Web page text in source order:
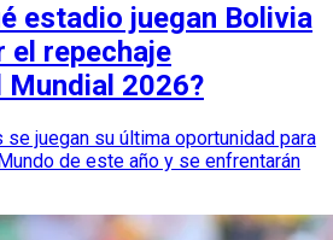
estadio juegan Bolivia
el repechaje
2026?
juegan su última oportunidad para
de este año y se enfrentarán